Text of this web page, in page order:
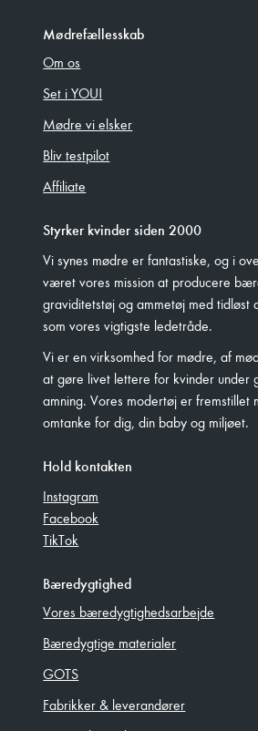
Mødrefællesskab
Om os
Set i YOU!
Mødre vi elsker
Bliv testpilot
Affiliate
Styrker kvinder siden 2000
Vi synes mødre er fantastiske, og i
været vores mission at producere
graviditetstøj og ammetøj med tidløst
som vores vigtigste ledetråde.
Vi er en virksomhed for mødre, af
at gøre livet lettere for kvinder under
amning. Vores modertøj er
omtanke for dig, din baby og miljøet.
Hold kontakten
Instagram
Facebook
TikTok
Bæredygtighed
Vores bæredygtighedsarbejde
Bæredygtige materialer
GOTS
Fabrikker & leverandører